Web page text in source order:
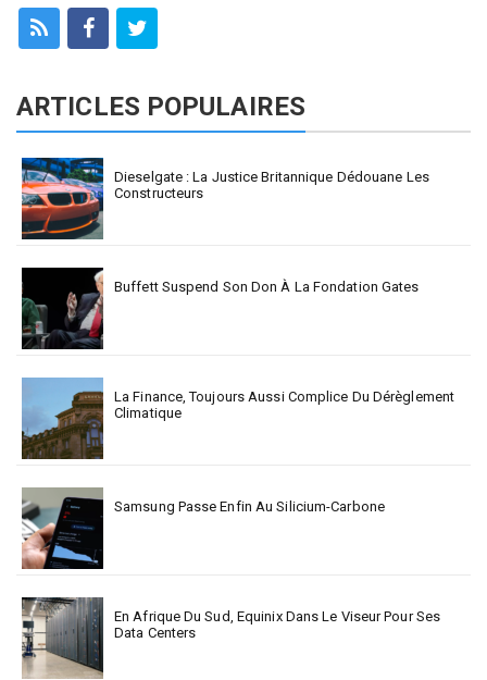
ARTICLES POPULAIRES
Dieselgate : La Justice Britannique Dédouane Les
Constructeurs
Buffett Suspend Son Don À La Fondation Gates
La Finance, Toujours Aussi Complice Du Dérèglement
Climatique
Samsung Passe Enfin Au Silicium-Carbone
En Afrique Du Sud, Equinix Dans Le Viseur Pour Ses
Data Centers